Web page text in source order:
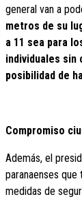
general van a
metros de su
a 11 sea para
individuales
posibilidad de
Compromiso
Además, el
paranaenses que
medidas de